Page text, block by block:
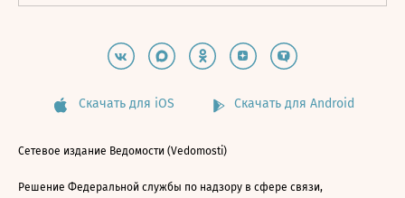
Скачать для iOS Скачать для Android
Сетевое издание Ведомости (Vedomosti)
Решение Федеральной службы по надзору в сфере связи,